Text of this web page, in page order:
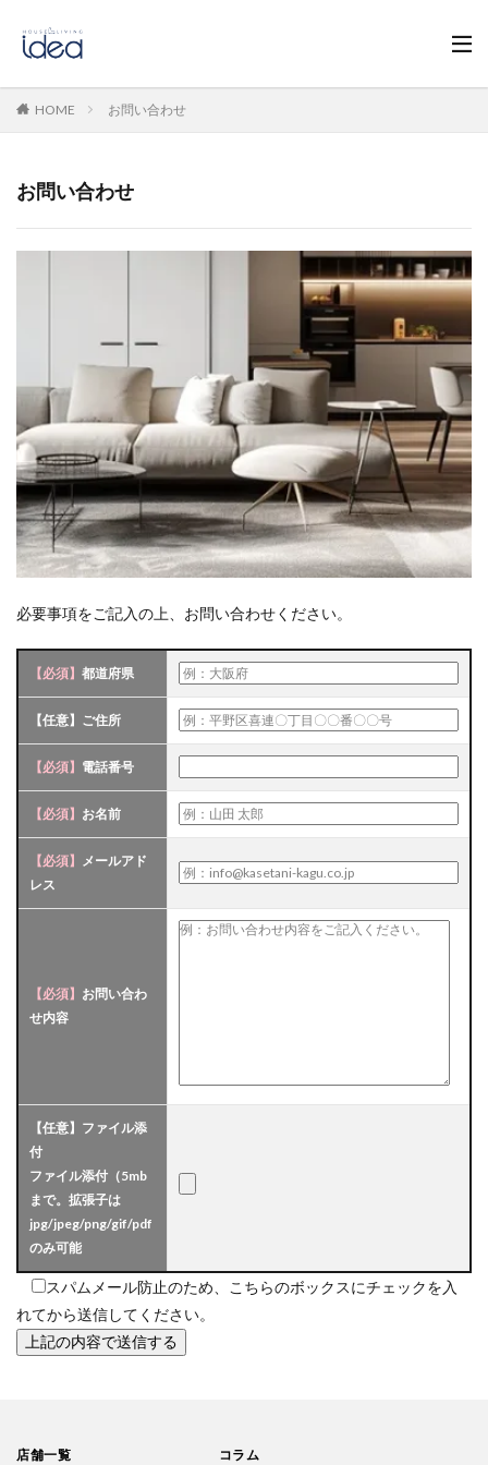
HOME お問い合わせ
お問い合わせ
必要事項をご記入の上、お問い合わせください。
【必須】 都道府県
【任意】 ご住所
【必須】 電話番号
【必須】 お名前
【必須】 メールアド
レス
【必須】 お問い合わ
せ内容
【任意】 ファイル添
付
ファイル添付（5mb
まで。拡張子は
jpg/jpeg/png/gif/pdf
のみ可能
スパムメール防止のため、こちらのボックスにチェックを入
れてから送信してください。
店舗一覧 コラム